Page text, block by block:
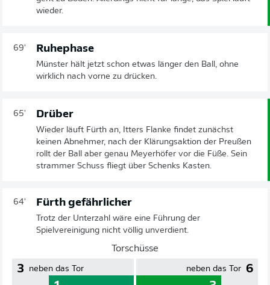
wieder.
69' Ruhephase
Münster hält jetzt schon etwas länger den Ball, ohne
wirklich nach vorne zu drücken.
65' Drüber
Wieder läuft Fürth an, Itters Flanke findet zunächst
keinen Abnehmer, nach der Klärungsaktion der Preußen
rollt der Ball aber genau Meyerhöfer vor die Füße. Sein
strammer Schuss fliegt über Schenks Kasten.
64' Fürth gefährlicher
Trotz der Unterzahl wäre eine Führung der
Spielvereinigung nicht völlig unverdient.
Torschüsse
3 neben das Tor 6
neben das Tor